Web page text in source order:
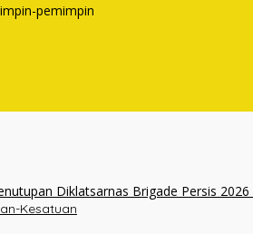
pemimpin
Kesatuan